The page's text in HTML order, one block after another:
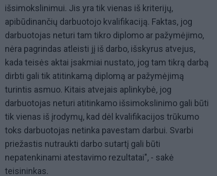
išsimokslinimui. Jis yra tik vienas iš kriterijų,
apibūdinančių darbuotojo kvalifikaciją. Faktas, jog
darbuotojas neturi tam tikro diplomo ar pažymėjimo,
nėra pagrindas atleisti jį iš darbo, išskyrus atvejus,
kada teisės aktai įsakmiai nustato, jog tam tikrą darbą
dirbti gali tik atitinkamą diplomą ar pažymėjimą
turintis asmuo. Kitais atvejais aplinkybė, jog
darbuotojas neturi atitinkamo išsimokslinimo gali būti
tik vienas iš įrodymų, kad dėl kvalifikacijos trūkumo
toks darbuotojas netinka pavestam darbui. Svarbi
priežastis nutraukti darbo sutartį gali būti
nepatenkinami atestavimo rezultatai", - sakė
teisininkas.